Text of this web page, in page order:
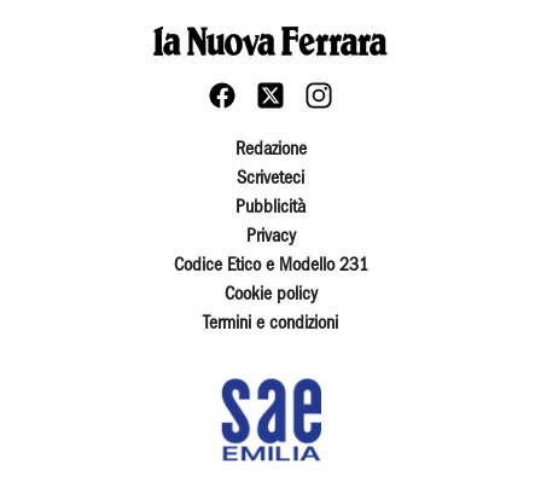
Redazione
Scriveteci
Pubblicità
Privacy
Codice Etico e Modello 231
Cookie policy
Termini e condizioni